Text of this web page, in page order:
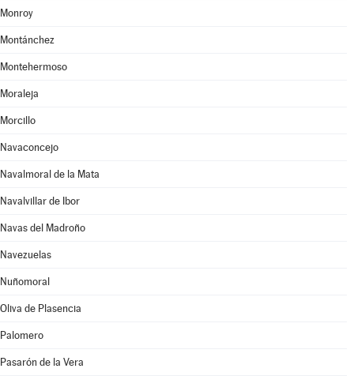
Monroy
Montánchez
Montehermoso
Moraleja
Morcillo
Navaconcejo
Navalmoral de la Mata
Navalvillar de Ibor
Navas del Madroño
Navezuelas
Nuñomoral
Oliva de Plasencia
Palomero
Pasarón de la Vera